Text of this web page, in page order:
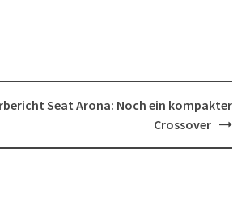
Seat Arona: Noch ein kompakter
Crossover